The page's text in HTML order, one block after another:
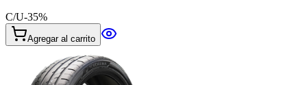
C/U-35%
Agregar al carrito